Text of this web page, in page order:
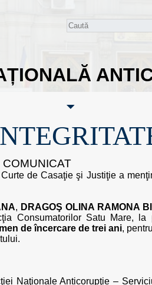
COMUNICAT
de Casaţie şi Justiţie a
, DRAGOŞ OLINA RAMONA
Consumatorilor Satu Mare, la
de încercare de trei ani,
Naţionale Anticorupţie –